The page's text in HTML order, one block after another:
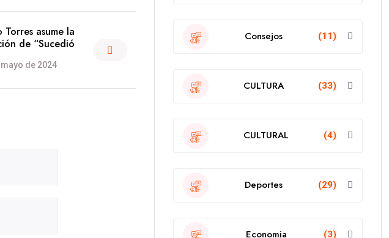
Torres asume la
de “Sucedió
de 2024
Consejos (11)
CULTURA (33)
CULTURAL (4)
Deportes (29)
Economia (3)